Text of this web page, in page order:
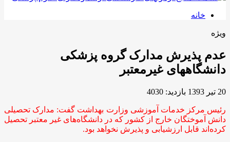
خانه
ویژه
عدم پذیرش مدارک گروه پزشکی
دانشگاههای غیرمعتبر
20 تیر 1393 بازدید: 4030
رئیس مرکز خدمات آموزشی وزارت بهداشت گفت: مدارک تحصیلی
دانش آموختگان خارج از کشور که در دانشگاه‌های غیر معتبر تحصیل
کرده‌اند قابل ارزشیابی و پذیرش نخواهد بود.